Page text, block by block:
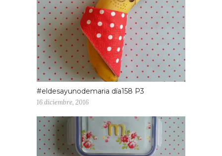
#eldesayunodemaria día158 P3
16 diciembre, 2016